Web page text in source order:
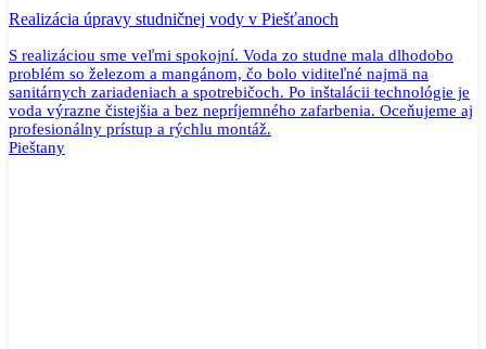
Realizácia úpravy studničnej vody v Piešťanoch
S realizáciou sme veľmi spokojní. Voda zo studne mala dlhodobo
problém so železom a mangánom, čo bolo viditeľné najmä na
sanitárnych zariadeniach a spotrebičoch. Po inštalácii technológie je
voda výrazne čistejšia a bez nepríjemného zafarbenia. Oceňujeme aj
profesionálny prístup a rýchlu montáž.
Pieštany